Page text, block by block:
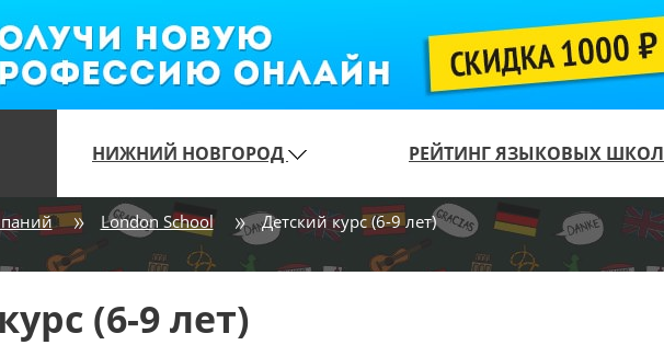
НИЖНИЙ НОВГОРОД РЕЙТИНГ ЯЗЫКОВЫХ ШКОЛ
London School Детский курс (6-9 лет)
(6-9 лет)